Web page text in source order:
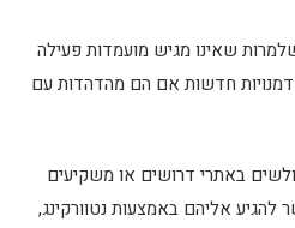
שאינו מגיש מועמדות פעילה
חדשות אם הם מהדהדות עם
באתרי דרושים או משקיעים
אליהם באמצעות נטוורקינג,